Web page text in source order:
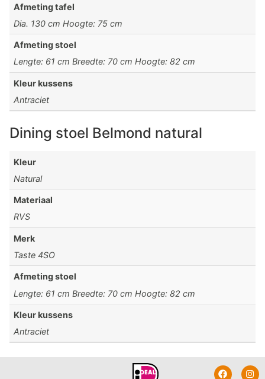
Afmeting tafel
Dia. 130 cm Hoogte: 75 cm
Afmeting stoel
Lengte: 61 cm Breedte: 70 cm Hoogte: 82 cm
Kleur kussens
Antraciet
Dining stoel Belmond natural
Kleur
Natural
Materiaal
RVS
Merk
Taste 4SO
Afmeting stoel
Lengte: 61 cm Breedte: 70 cm Hoogte: 82 cm
Kleur kussens
Antraciet